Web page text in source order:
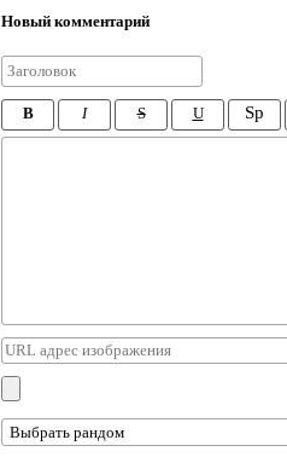
Новый комментарий
B I S U Sp